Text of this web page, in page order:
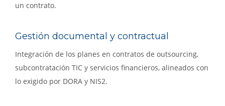
un contrato.
Gestión documental y contractual
Integración de los planes en contratos de outsourcing,
subcontratación TIC y servicios financieros, alineados con
lo exigido por DORA y NIS2.